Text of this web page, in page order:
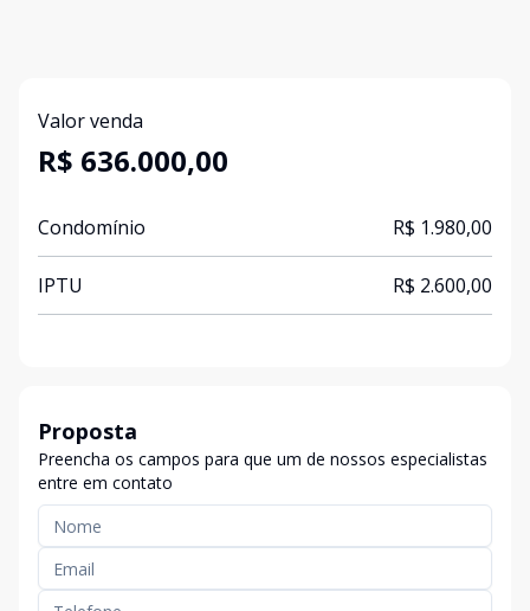
Valor venda
R$ 636.000,00
Condomínio R$ 1.980,00
IPTU R$ 2.600,00
Proposta
Preencha os campos para que um de nossos especialistas
entre em contato